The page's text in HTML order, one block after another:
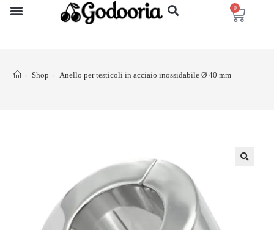
0
> Shop > Anello per testicoli in acciaio inossidabile Ø 40 mm